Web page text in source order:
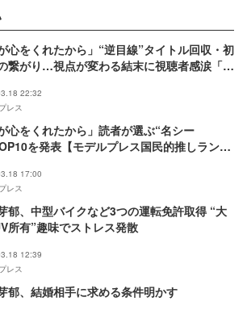
心をくれたから」“逆目線”タイトル回収・初
繋がり…視点が変わる結末に視聴者感涙「鳥
22:32
レス
心をくれたから」読者が選ぶ“名シー
を発表【モデルプレス国民的推しランキ
17:00
レス
郁、中型バイクなど3つの運転免許取得 “大
所有”趣味でストレス発散
12:39
レス
郁、結婚相手に求める条件明かす